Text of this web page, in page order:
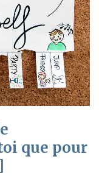
que pour